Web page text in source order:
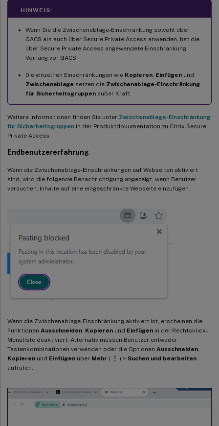
HINWEIS:
Wenn Sie die Zwischenablage-Einschränkung sowohl über
GACS als auch über Secure Private Access anwenden, hat die
über Secure Private Access angewendete Einschränkung
Vorrang vor GACS.
Die einzelnen Einschränkungen wie Kopieren Einfügen und
Zwischenablage setzen die Zwischenablage-Einschränkung
für Sicherheitsgruppen außer Kraft.
Weitere Informationen finden Sie unter Zwischenablage-Einschränkung
für Sicherheitsgruppen in der Produktdokumentation zu Citrix Secure
Private Access.
Endbenutzererfahrung
Wenn die Zwischenablage-Einschränkungen auf Webseiten aktiviert
sind, wird die folgende Benachrichtigung angezeigt, wenn Benutzer
versuchen, Inhalte auf eine eingeschränkte Webseite einzufügen.
Wenn die Zwischenablage-Einschränkung aktiviert ist, erscheinen die
Funktionen Ausschneiden Kopieren und Einfügen in der Rechtsklick-
Menüliste deaktiviert. Alternativ müssen Benutzer entweder
Tastenkombinationen verwenden oder die Optionen Ausschneiden
Kopieren und Einfügen über Mehr ( ⋮ ) > Suchen und bearbeiten
aufrufen.